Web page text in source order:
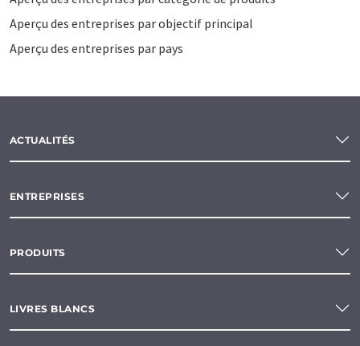
Aperçu des entreprises par objectif principal
Aperçu des entreprises par pays
ACTUALITÉS
ENTREPRISES
PRODUITS
LIVRES BLANCS